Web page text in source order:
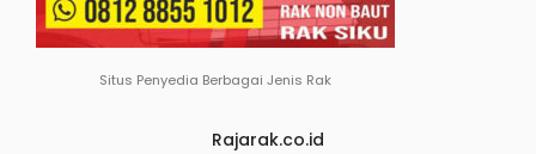
Situs Penyedia Berbagai Jenis Rak
Rajarak.co.id